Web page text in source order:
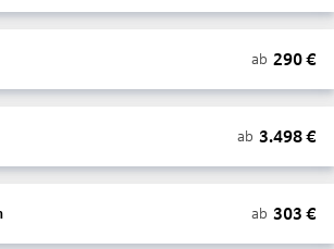
ab 290€
ab 3.498€
ab 303 €